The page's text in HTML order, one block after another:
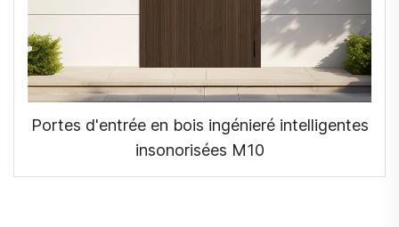
Portes d'entrée en bois ingénieré intelligentes
insonorisées M10